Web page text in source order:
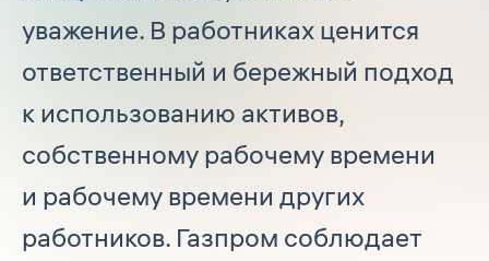
уважение. В работниках ценится
ответственный и бережный подход
к использованию активов,
собственному рабочему времени
и рабочему времени других
работников. Газпром соблюдает